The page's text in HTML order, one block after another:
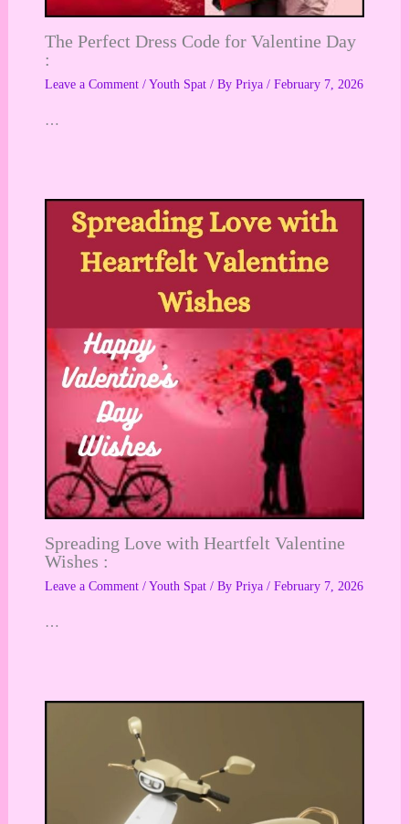
The Perfect Dress Code for Valentine Day
:
Leave a Comment / Youth Spat/ By Priya / February 7, 2026
…
Spreading Love with Heartfelt Valentine
Wishes :
Leave a Comment / Youth Spat/ By Priya / February 7, 2026
…